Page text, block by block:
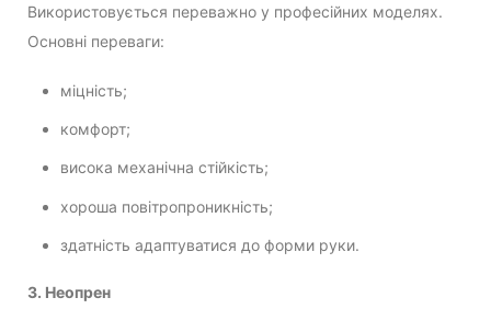
Використовується переважно у професійних моделях.
Основні переваги:
міцність;
комфорт;
висока механічна стійкість;
хороша повітропроникність;
здатність адаптуватися до форми руки.
3. Неопрен